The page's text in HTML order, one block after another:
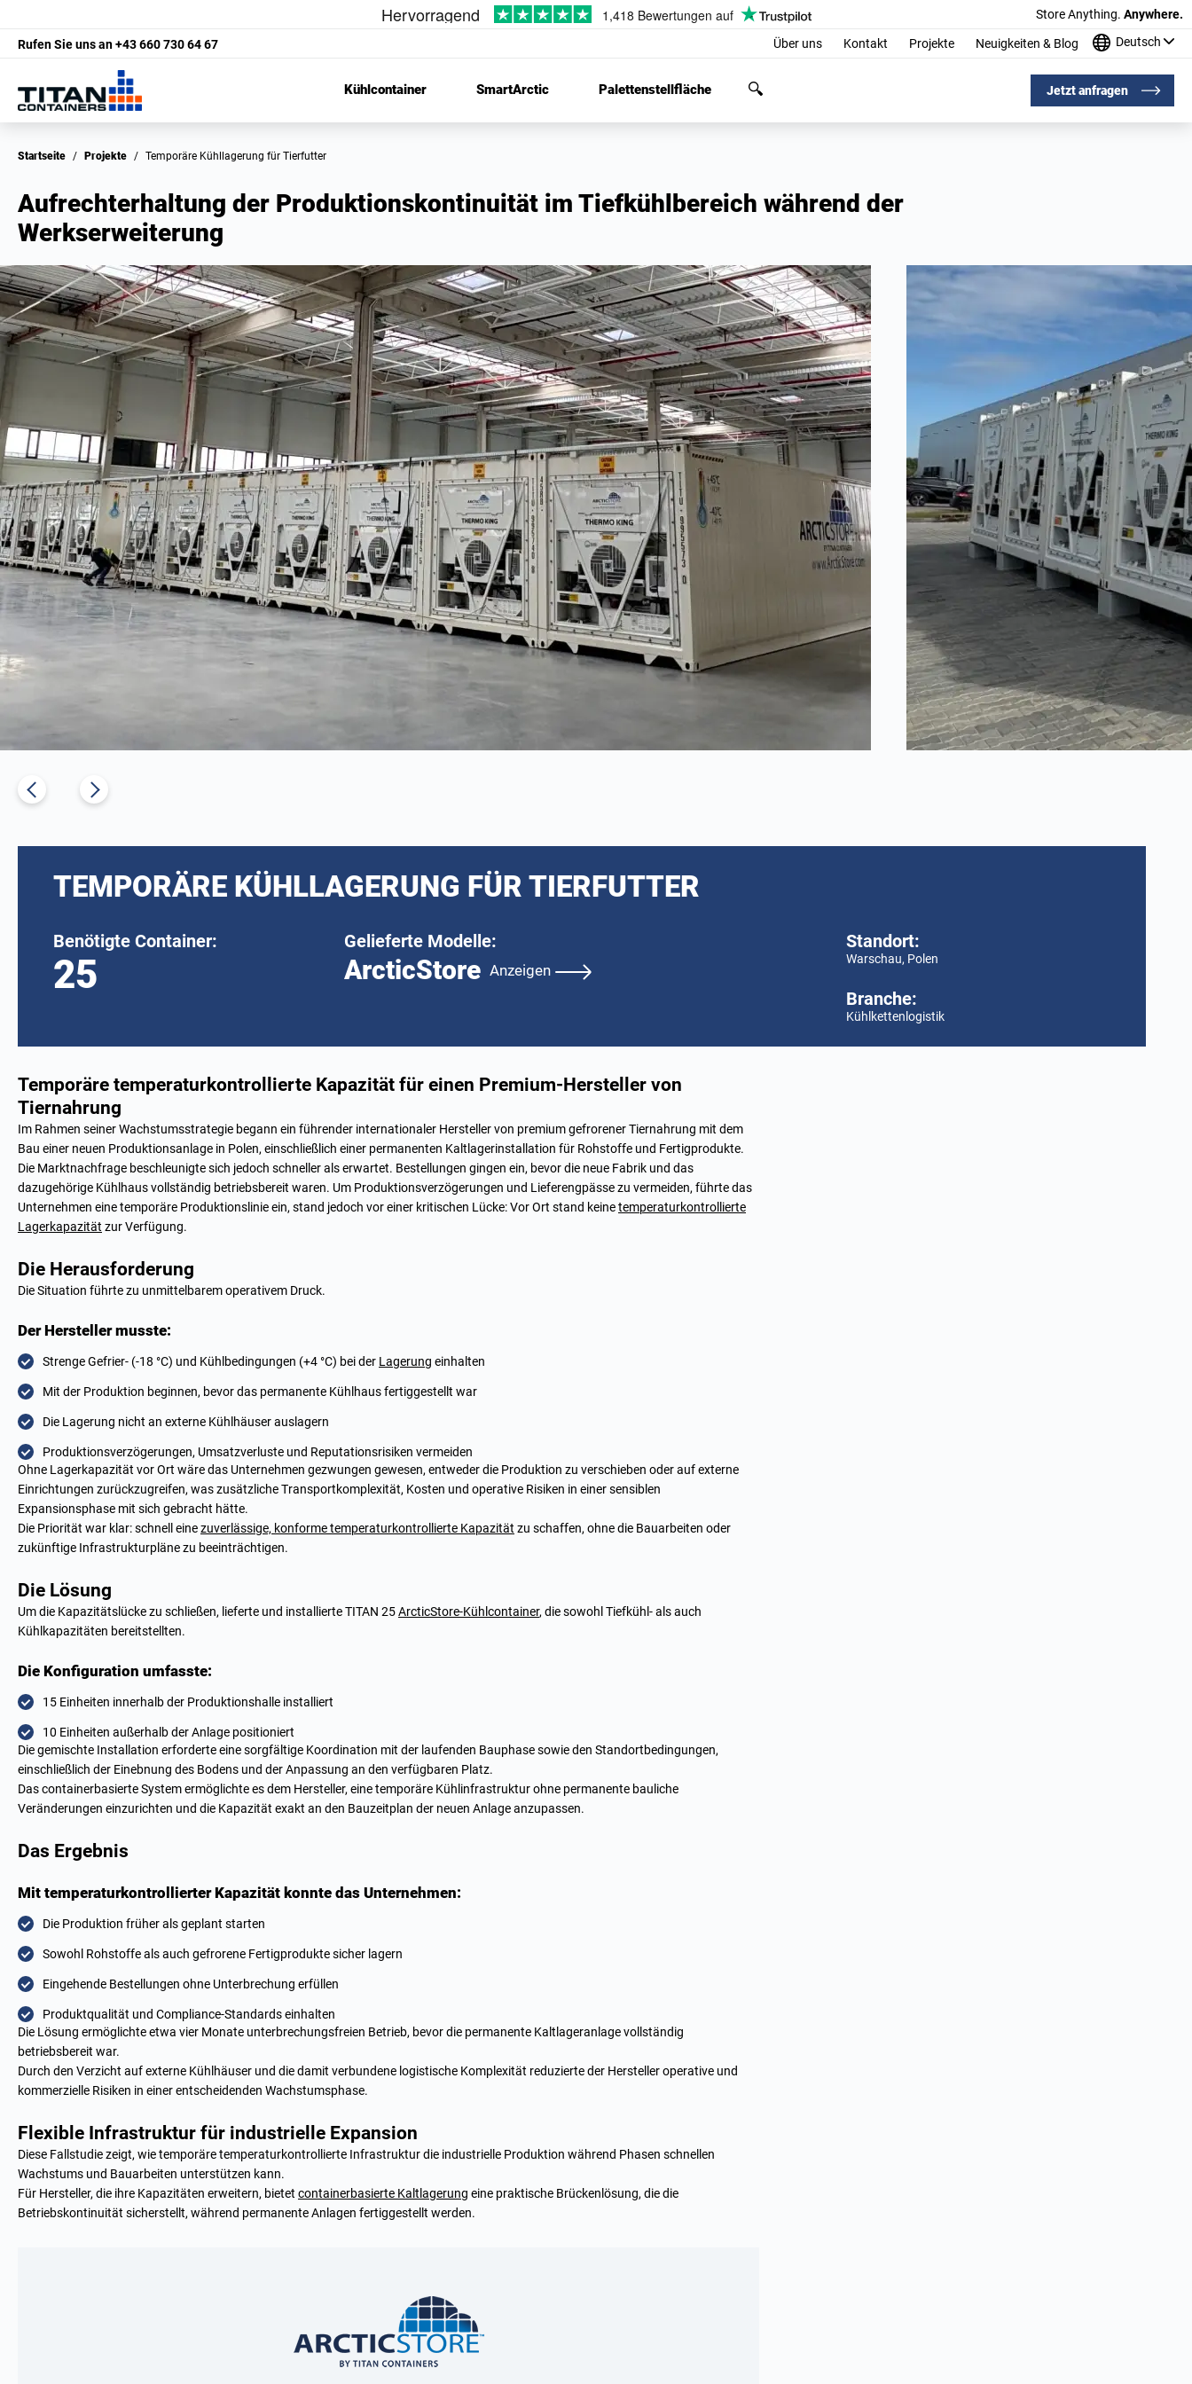
Store Anything. Anywhere.
Rufen Sie uns an+43 660 730 64 67 Über uns Kontakt Projekte Neuigkeiten & Blog Deutsch
Kühlcontainer SmartArctic Palettenstellfläche Jetzt anfragen
Startseite / Projekte / Temporäre Kühllagerung für Tierfutter
Aufrechterhaltung der Produktionskontinuität im Tiefkühlbereich während der
Werkserweiterung
TEMPORÄRE KÜHLLAGERUNG FÜR TIERFUTTER
Benötigte Container:
25
Gelieferte Modelle:
ArcticStore Anzeigen
Standort:
Warschau, Polen
Branche:
Kühlkettenlogistik
Temporäre temperaturkontrollierte Kapazität für einen Premium-Hersteller von
Tiernahrung
Im Rahmen seiner Wachstumsstrategie begann ein führender internationaler Hersteller von premium gefrorener Tiernahrung mit dem
Bau einer neuen Produktionsanlage in Polen, einschließlich einer permanenten Kaltlagerinstallation für Rohstoffe und Fertigprodukte.
Die Marktnachfrage beschleunigte sich jedoch schneller als erwartet. Bestellungen gingen ein, bevor die neue Fabrik und das
dazugehörige Kühlhaus vollständig betriebsbereit waren. Um Produktionsverzögerungen und Lieferengpässe zu vermeiden, führte das
Unternehmen eine temporäre Produktionslinie ein, stand jedoch vor einer kritischen Lücke: Vor Ort stand keinetemperaturkontrollierte
Lagerkapazität zur Verfügung.
Die Herausforderung
Die Situation führte zu unmittelbarem operativem Druck.
Der Hersteller musste:
Strenge Gefrier- (-18 °C) und Kühlbedingungen (+4 °C) bei der Lagerung einhalten
Mit der Produktion beginnen, bevor das permanente Kühlhaus fertiggestellt war
Die Lagerung nicht an externe Kühlhäuser auslagern
Produktionsverzögerungen, Umsatzverluste und Reputationsrisiken vermeiden
Ohne Lagerkapazität vor Ort wäre das Unternehmen gezwungen gewesen, entweder die Produktion zu verschieben oder auf externe
Einrichtungen zurückzugreifen, was zusätzliche Transportkomplexität, Kosten und operative Risiken in einer sensiblen
Expansionsphase mit sich gebracht hätte.
Die Priorität war klar: schnell einezuverlässige, konforme temperaturkontrollierte Kapazität zu schaffen, ohne die Bauarbeiten oder
zukünftige Infrastrukturpläne zu beeinträchtigen.
Die Lösung
Um die Kapazitätslücke zu schließen, lieferte und installierte TITAN 25ArcticStore-Kühlcontainer, die sowohl Tiefkühl- als auch
Kühlkapazitäten bereitstellten.
Die Konfiguration umfasste:
15 Einheiten innerhalb der Produktionshalle installiert
10 Einheiten außerhalb der Anlage positioniert
Die gemischte Installation erforderte eine sorgfältige Koordination mit der laufenden Bauphase sowie den Standortbedingungen,
einschließlich der Einebnung des Bodens und der Anpassung an den verfügbaren Platz.
Das containerbasierte System ermöglichte es dem Hersteller, eine temporäre Kühlinfrastruktur ohne permanente bauliche
Veränderungen einzurichten und die Kapazität exakt an den Bauzeitplan der neuen Anlage anzupassen.
Das Ergebnis
Mit temperaturkontrollierter Kapazität konnte das Unternehmen:
Die Produktion früher als geplant starten
Sowohl Rohstoffe als auch gefrorene Fertigprodukte sicher lagern
Eingehende Bestellungen ohne Unterbrechung erfüllen
Produktqualität und Compliance-Standards einhalten
Die Lösung ermöglichte etwa vier Monate unterbrechungsfreien Betrieb, bevor die permanente Kaltlageranlage vollständig
betriebsbereit war.
Durch den Verzicht auf externe Kühlhäuser und die damit verbundene logistische Komplexität reduzierte der Hersteller operative und
kommerzielle Risiken in einer entscheidenden Wachstumsphase.
Flexible Infrastruktur für industrielle Expansion
Diese Fallstudie zeigt, wie temporäre temperaturkontrollierte Infrastruktur die industrielle Produktion während Phasen schnellen
Wachstums und Bauarbeiten unterstützen kann.
Für Hersteller, die ihre Kapazitäten erweitern, bietet containerbasierte Kaltlagerung eine praktische Brückenlösung, die die
Betriebskontinuität sicherstellt, während permanente Anlagen fertiggestellt werden.